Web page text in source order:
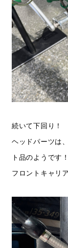
続いて下回り！
ヘッドパーツは、
ト品のようです！
フロントキャリ